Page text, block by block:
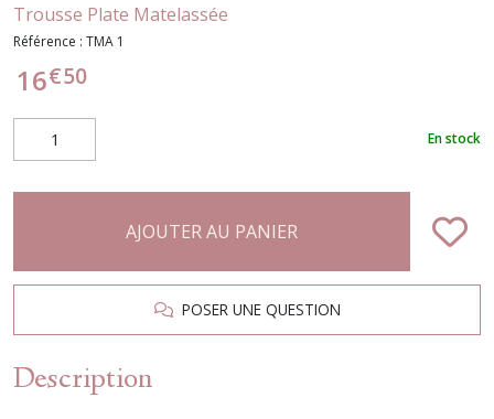
Trousse Plate Matelassée
Référence : TMA 1
16€50
En stock
AJOUTER AU PANIER
POSER UNE QUESTION
Description